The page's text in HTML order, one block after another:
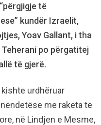
të
kundër Izraelit,
Yoav Gallant, i tha
po përgatitej
të gjerë.
urdhëruar
me raketa të
në Lindjen e Mesme,